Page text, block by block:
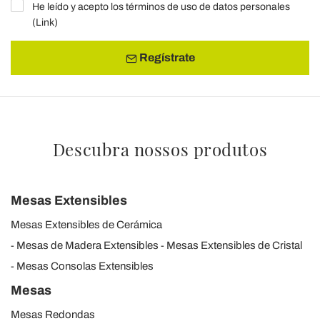
He leído y acepto los términos de uso de datos personales
(Link)
Regístrate
Descubra nossos produtos
Mesas Extensibles
Mesas Extensibles de Cerámica
Mesas de Madera Extensibles
Mesas Extensibles de Cristal
Mesas Consolas Extensibles
Mesas
Mesas Redondas